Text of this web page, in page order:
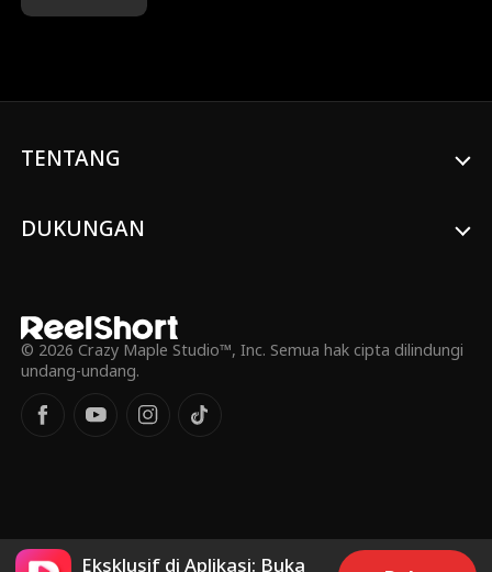
TENTANG
DUKUNGAN
© 2026 Crazy Maple Studio™, Inc. Semua hak cipta dilindungi
undang-undang.
Eksklusif di Aplikasi: Buka